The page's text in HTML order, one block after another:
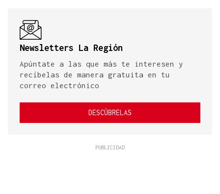
Newsletters La Región
Apúntate a las que más te interesen y
recíbelas de manera gratuita en tu
correo electrónico
DESCÚBRELAS